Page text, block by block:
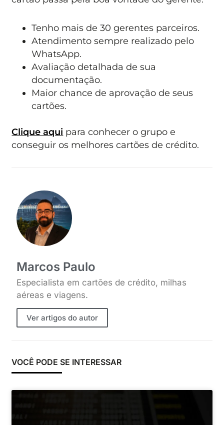
Tenho mais de 30 gerentes parceiros.
Atendimento sempre realizado pelo
WhatsApp.
Avaliação detalhada de sua
documentação.
Maior chance de aprovação de seus
cartões.
Clique aqui para conhecer o grupo e
conseguir os melhores cartões de crédito.
Marcos Paulo
Especialista em cartões de crédito, milhas
aéreas e viagens.
Ver artigos do autor
VOCÊ PODE SE INTERESSAR